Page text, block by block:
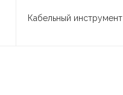
Кабельный инструмент